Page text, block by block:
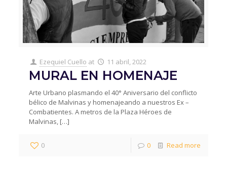
Ezequiel Cuello at 11 abril, 2022
MURAL EN HOMENAJE
Arte Urbano plasmando el 40° Aniversario del conflicto
bélico de Malvinas y homenajeando a nuestros Ex –
Combatientes. A metros de la Plaza Héroes de
Malvinas, […]
0 0 Read more